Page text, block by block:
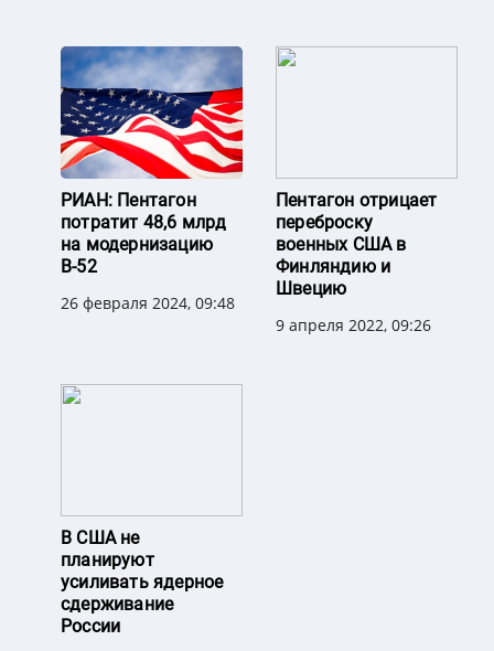
РИАН: Пентагон
потратит 48,6 млрд
на модернизацию
B-52
26 февраля 2024, 09:48
Пентагон отрицает
переброску
военных США в
Финляндию и
Швецию
9 апреля 2022, 09:26
В США не
планируют
усиливать ядерное
сдерживание
России